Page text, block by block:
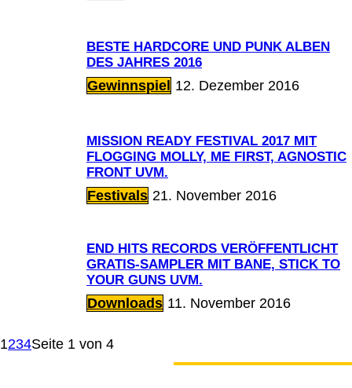
BESTE HARDCORE UND PUNK ALBEN
DES JAHRES 2016
Gewinnspiel 12. Dezember 2016
MISSION READY FESTIVAL 2017 MIT
FLOGGING MOLLY, ME FIRST, AGNOSTIC
FRONT UVM.
Festivals 21. November 2016
END HITS RECORDS VERÖFFENTLICHT
GRATIS-SAMPLER MIT BANE, STICK TO
YOUR GUNS UVM.
Downloads 11. November 2016
1234Seite 1 von 4